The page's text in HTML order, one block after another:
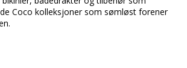
Coco kolleksjoner som sømløst forener